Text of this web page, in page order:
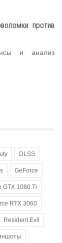
против
и анализ
DLSS
GeForce
GTX 1080 Ti
RTX 3060
Resident Evil